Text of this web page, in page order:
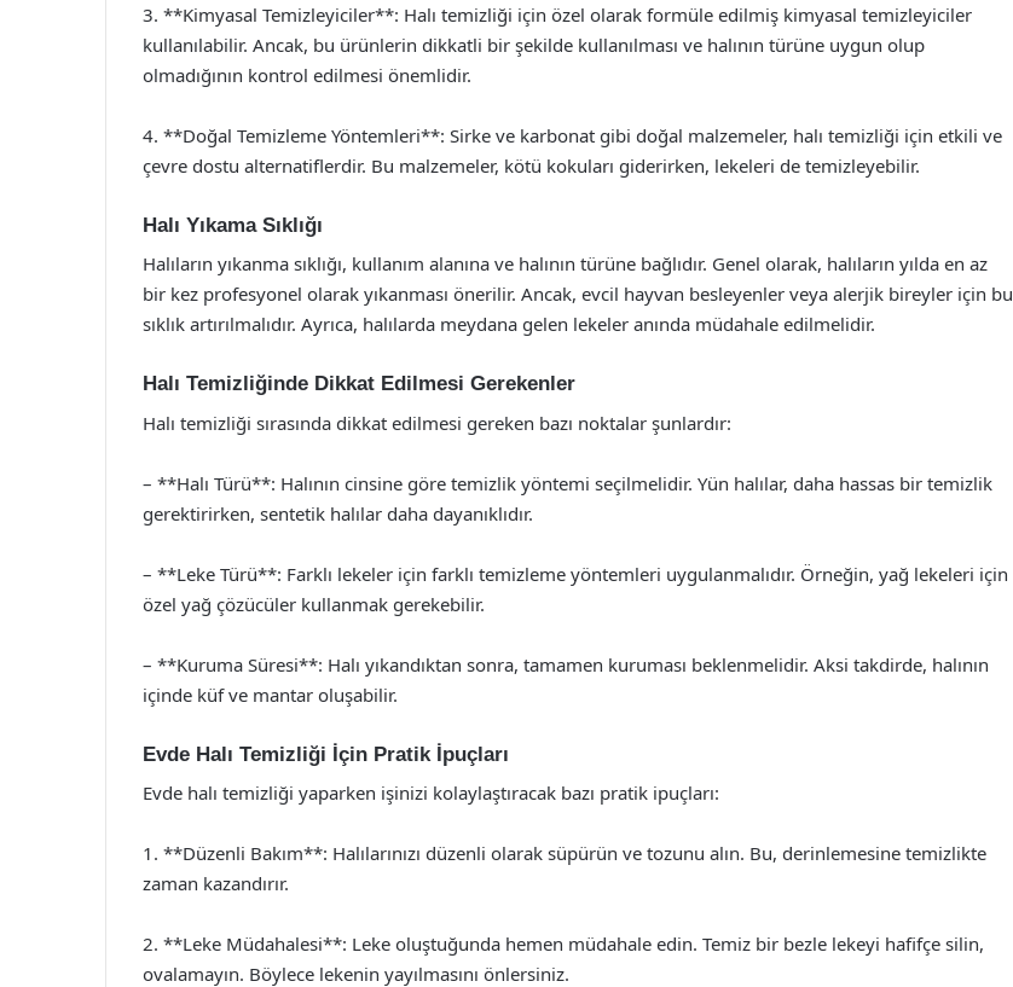
3. **Kimyasal Temizleyiciler**: Halı temizliği için özel olarak formüle edilmiş kimyasal temizleyiciler
kullanılabilir. Ancak, bu ürünlerin dikkatli bir şekilde kullanılması ve halının türüne uygun olup
olmadığının kontrol edilmesi önemlidir.
4. **Doğal Temizleme Yöntemleri**: Sirke ve karbonat gibi doğal malzemeler, halı temizliği için etkili ve
çevre dostu alternatiflerdir. Bu malzemeler, kötü kokuları giderirken, lekeleri de temizleyebilir.
Halı Yıkama Sıklığı
Halıların yıkanma sıklığı, kullanım alanına ve halının türüne bağlıdır. Genel olarak, halıların yılda en az
bir kez profesyonel olarak yıkanması önerilir. Ancak, evcil hayvan besleyenler veya alerjik bireyler için bu
sıklık artırılmalıdır. Ayrıca, halılarda meydana gelen lekeler anında müdahale edilmelidir.
Halı Temizliğinde Dikkat Edilmesi Gerekenler
Halı temizliği sırasında dikkat edilmesi gereken bazı noktalar şunlardır:
– **Halı Türü**: Halının cinsine göre temizlik yöntemi seçilmelidir. Yün halılar, daha hassas bir temizlik
gerektirirken, sentetik halılar daha dayanıklıdır.
– **Leke Türü**: Farklı lekeler için farklı temizleme yöntemleri uygulanmalıdır. Örneğin, yağ lekeleri için
özel yağ çözücüler kullanmak gerekebilir.
– **Kuruma Süresi**: Halı yıkandıktan sonra, tamamen kuruması beklenmelidir. Aksi takdirde, halının
içinde küf ve mantar oluşabilir.
Evde Halı Temizliği İçin Pratik İpuçları
Evde halı temizliği yaparken işinizi kolaylaştıracak bazı pratik ipuçları:
1. **Düzenli Bakım**: Halılarınızı düzenli olarak süpürün ve tozunu alın. Bu, derinlemesine temizlikte
zaman kazandırır.
2. **Leke Müdahalesi**: Leke oluştuğunda hemen müdahale edin. Temiz bir bezle lekeyi hafifçe silin,
ovalamayın. Böylece lekenin yayılmasını önlersiniz.